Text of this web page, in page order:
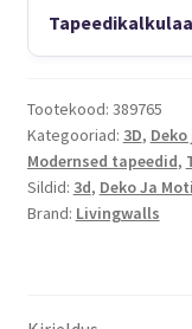
Tootekood: 389765
Kategooriad: 3D,
Modernsed tapeedid,
Sildid: 3d, Deko Ja
Brand: Livingwalls